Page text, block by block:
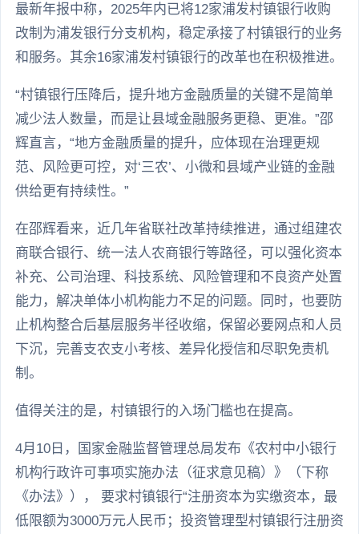
最新年报中称，2025年内已将12家浦发村镇银行收购
改制为浦发银行分支机构，稳定承接了村镇银行的业务
和服务。其余16家浦发村镇银行的改革也在积极推进。
“村镇银行压降后，提升地方金融质量的关键不是简单
减少法人数量，而是让县域金融服务更稳、更准。”邵
辉直言，“地方金融质量的提升，应体现在治理更规
范、风险更可控，对‘三农’、小微和县域产业链的金融
供给更有持续性。”
在邵辉看来，近几年省联社改革持续推进，通过组建农
商联合银行、统一法人农商银行等路径，可以强化资本
补充、公司治理、科技系统、风险管理和不良资产处置
能力，解决单体小机构能力不足的问题。同时，也要防
止机构整合后基层服务半径收缩，保留必要网点和人员
下沉，完善支农支小考核、差异化授信和尽职免责机
制。
值得关注的是，村镇银行的入场门槛也在提高。
4月10日，国家金融监督管理总局发布《农村中小银行
机构行政许可事项实施办法（征求意见稿）》（下称
《办法》）， 要求村镇银行“注册资本为实缴资本，最
低限额为3000万元人民币；投资管理型村镇银行注册资